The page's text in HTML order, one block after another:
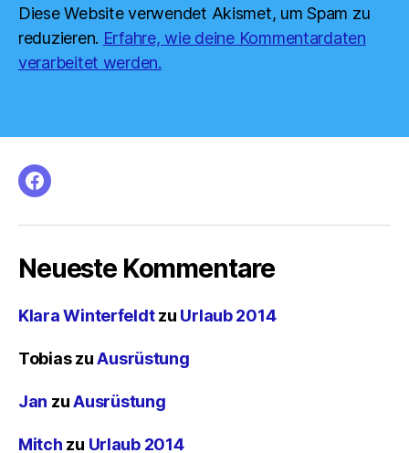
Diese Website verwendet Akismet, um Spam zu
reduzieren. Erfahre, wie deine Kommentardaten
verarbeitet werden.
facebook
Neueste Kommentare
Klara Winterfeldtzu Urlaub 2014
TobiaszuAusrüstung
Jan zuAusrüstung
Mitch zu Urlaub 2014